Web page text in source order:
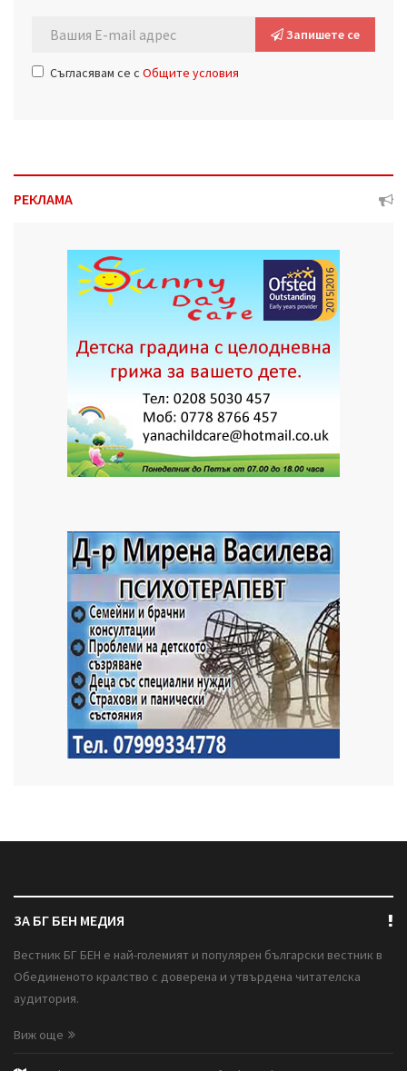
Запишете се
Съгласявам се с Общите условия
РЕКЛАМА
ЗА БГ БЕН МЕДИЯ
Вестник БГ БЕН е най-големият и популярен български вестник в
Обединеното кралство с доверена и утвърдена читателска
аудитория.
Виж още